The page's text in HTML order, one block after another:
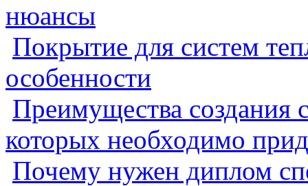
нюансы
Покрытие для систем
особенности
Преимущества создания
которых необходимо
Почему нужен диплом